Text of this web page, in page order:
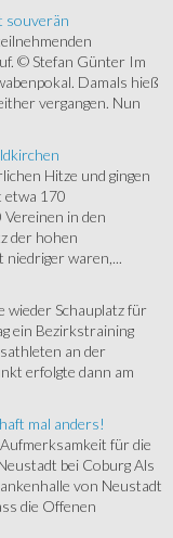
souverän
© Stefan Günter Im
Damals hieß
vergangen. Nun
Hitze und gingen
etwa 170
in den
der hohen
niedriger waren,...
wieder Schauplatz für
ein Bezirkstraining
an der
erfolgte dann am
mal anders!
für die
bei Coburg Als
von Neustadt
die Offenen